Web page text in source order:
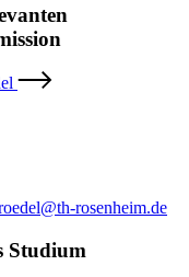
rosenheim.de
Studium